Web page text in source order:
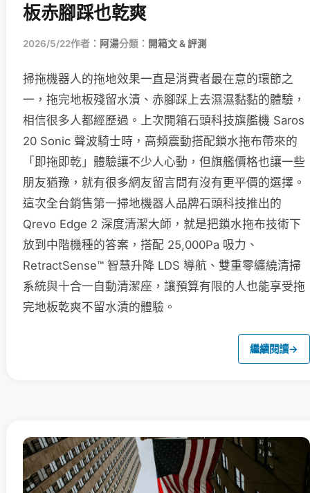
板赤腳踩也乾爽
2026/5/22作者： 阿湯分類： 開箱文 & 評測
掃拖機器人的拖地效果一直是消費者最在意的環節之
一，拖完地板殘留水漬、赤腳踩上去濕濕黏黏的體驗，
相信很多人都經歷過。上次開箱石頭科技旗艦機 Saros
20 Sonic 聲波騎士時，高頻震動搭配鎖水拖布帶來的
「即拖即乾」體驗讓不少人心動，但旗艦價格也讓一些
朋友猶豫，就有很多網友留言問有沒有更平價的選擇。
這次全台銷售第一掃地機器人品牌石頭科技推出的
Qrevo Edge 2 深度清潔大師，就是把鎖水拖布技術下
放到中階機種的答案，搭配 25,000Pa 吸力、
RetractSense™ 智慧升降 LDS 導航、雙重零纏繞清掃
系統與十合一自動清潔座，讓預算有限的人也能享受拖
完地板乾爽不留水漬的體驗。
繼續閱讀→